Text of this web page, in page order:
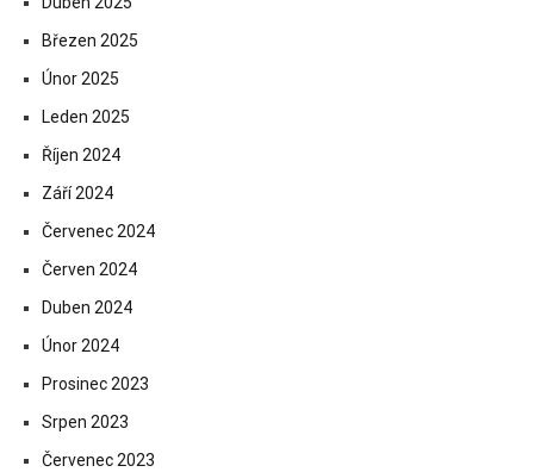
Březen 2025
Únor 2025
Leden 2025
Říjen 2024
Září 2024
Červenec 2024
Červen 2024
Duben 2024
Únor 2024
Prosinec 2023
Srpen 2023
Červenec 2023